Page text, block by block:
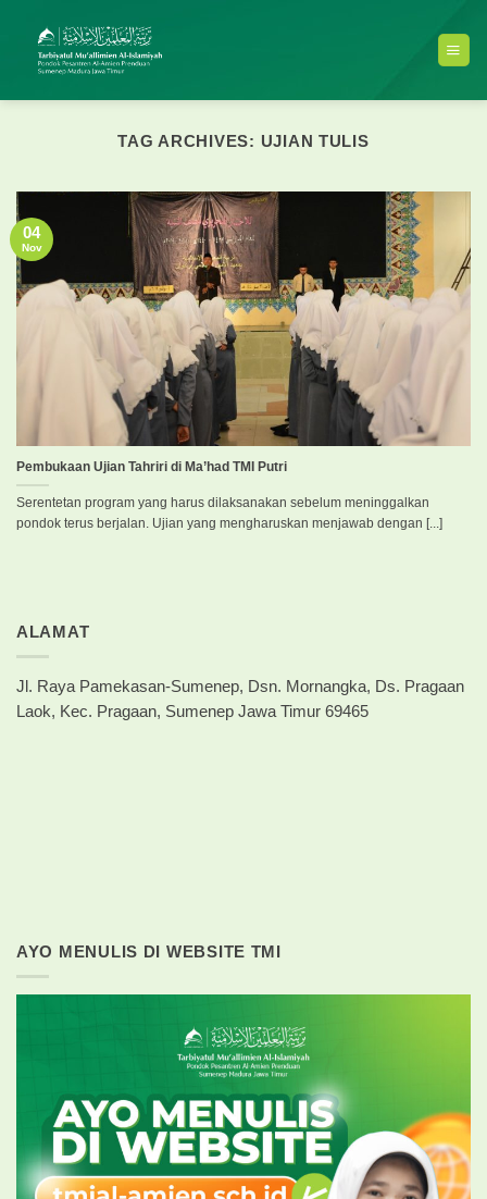
content
TAG ARCHIVES: UJIAN TULIS
Pembukaan Ujian Tahriri di Ma’had TMI Putri
Serentetan program yang harus dilaksanakan sebelum meninggalkan
pondok terus berjalan. Ujian yang mengharuskan menjawab dengan [...]
04
Nov
ALAMAT
Jl. Raya Pamekasan-Sumenep, Dsn. Mornangka, Ds. Pragaan
Laok, Kec. Pragaan, Sumenep Jawa Timur 69465
AYO MENULIS DI WEBSITE TMI